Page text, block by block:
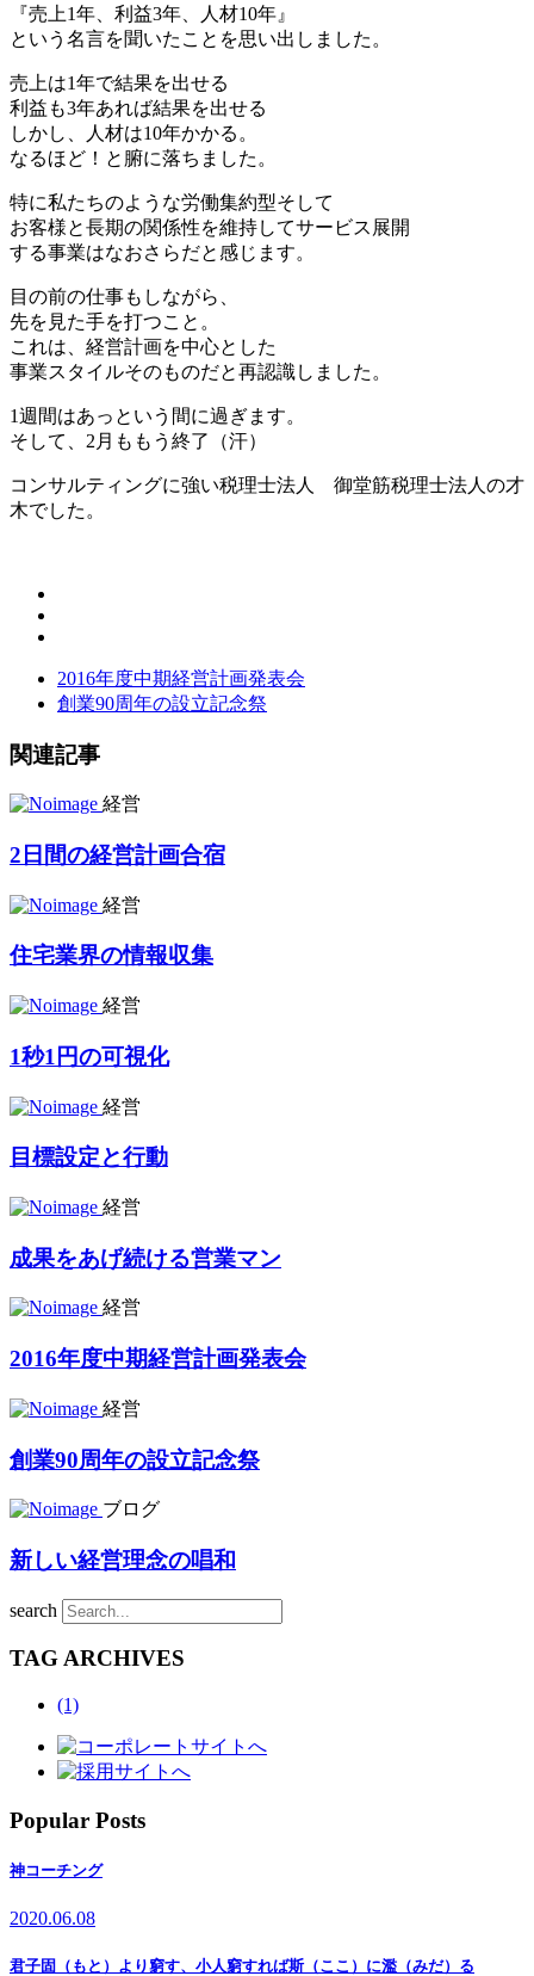
『売上1年、利益3年、人材10年』
という名言を聞いたことを思い出しました。
売上は1年で結果を出せる
利益も3年あれば結果を出せる
しかし、人材は10年かかる。
なるほど！と腑に落ちました。
特に私たちのような労働集約型そして
お客様と長期の関係性を維持してサービス展開
する事業はなおさらだと感じます。
目の前の仕事もしながら、
先を見た手を打つこと。
これは、経営計画を中心とした
事業スタイルそのものだと再認識しました。
1週間はあっという間に過ぎます。
そして、2月ももう終了（汗）
コンサルティングに強い税理士法人 御堂筋税理士法人の才
木でした。
2016年度中期経営計画発表会
創業90周年の設立記念祭
関連記事
経営
2日間の経営計画合宿
経営
住宅業界の情報収集
経営
1秒1円の可視化
経営
目標設定と行動
経営
成果をあげ続ける営業マン
経営
2016年度中期経営計画発表会
経営
創業90周年の設立記念祭
ブログ
新しい経営理念の唱和
search
TAG ARCHIVES
(1)
Popular Posts
神コーチング
2020.06.08
君子固（もと）より窮す、小人窮すれば斯（ここ）に濫（みだ）る